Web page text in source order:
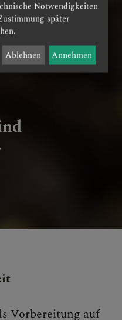
Vorbereitung auf
Notwendigkeiten
später
Ablehnen Annehmen